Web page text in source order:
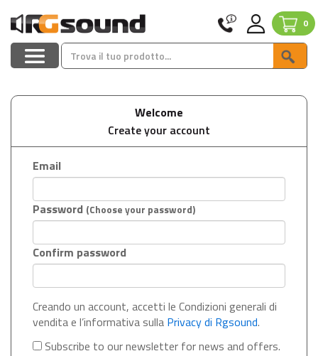
0
Welcome
Create your account
Email
Password (Choose your password)
Confirm password
Creando un account, accetti le Condizioni generali di
vendita e l’informativa sulla Privacy di Rgsound.
Subscribe to our newsletter for news and offers.